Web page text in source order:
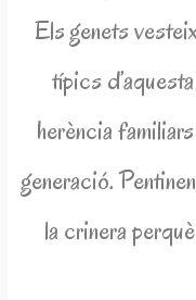
Els genets
típics
herència
generació.
la crinera